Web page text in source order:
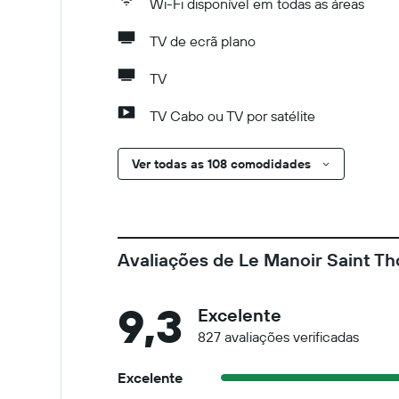
Wi-Fi disponível em todas as áreas
TV de ecrã plano
TV
TV Cabo ou TV por satélite
Ver todas as 108 comodidades
Avaliações de Le Manoir Saint
9,3 Excelente
827 avaliações verificadas
Excelente